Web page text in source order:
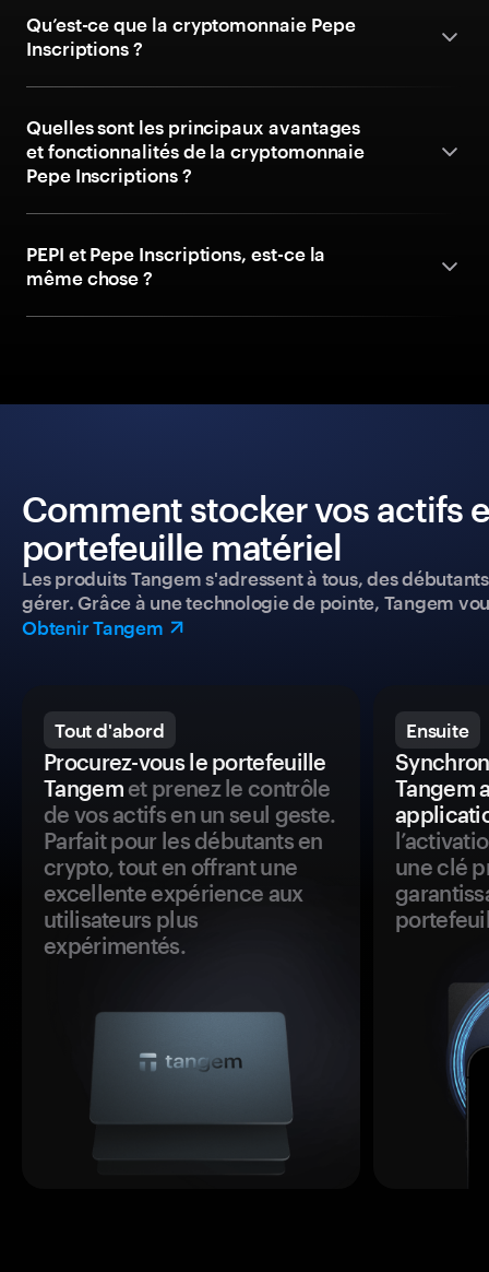
Qu’est-ce que la cryptomonnaie Pepe
Inscriptions ?
Quelles sont les principaux avantages
et fonctionnalités de la cryptomonnaie
Pepe Inscriptions ?
PEPI et Pepe Inscriptions, est-ce la
même chose ?
Comment stocker vos actifs
portefeuille matériel
Les produits Tangem s'adressent à tous, des
gérer. Grâce à une technologie de pointe, Tangem
Obtenir Tangem
Tout d'abord
Procurez-vous le portefeuille
Tangemet prenez le contrôle
de vos actifs en un seul geste.
Parfait pour les débutants en
crypto, tout en offrant une
excellente expérience aux
utilisateurs plus
expérimentés.
Ensuite
Tangem
une clé